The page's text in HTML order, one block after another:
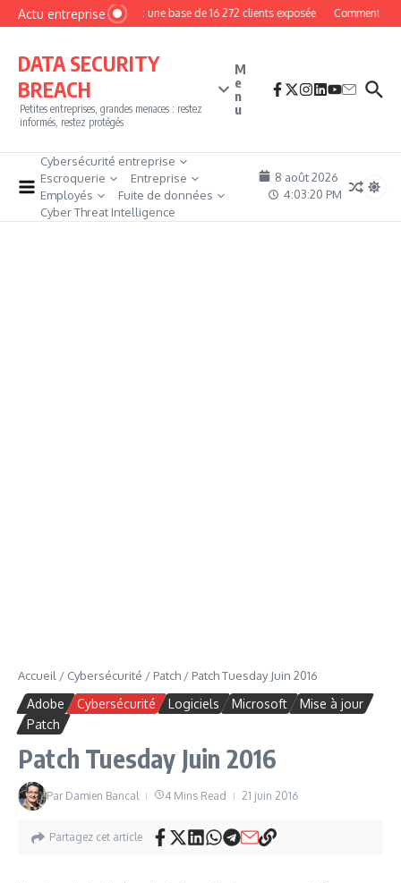
Aller au contenu
Actu entrepriseMyPhoto : une base de 16 272 clients exposée Comment
DATA SECURITY
BREACH
Petites entreprises, grandes menaces : restez
informés, restez protégés
M
e
n
u
Cybersécurité entreprise
Escroquerie
Entreprise
Employés
Fuite de données
Cyber Threat Intelligence
8 août 2026
4:03:21 PM
Accueil / Cybersécurité / Patch / Patch Tuesday Juin 2016
Adobe Cybersécurité Logiciels Microsoft
Mise à jour
Patch
Patch Tuesday Juin 2016
Par Damien Bancal 4 Mins Read 21 juin 2016
Partagez cet article